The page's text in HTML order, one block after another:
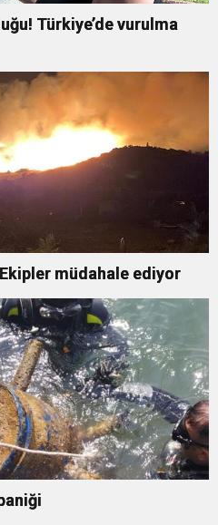
Türkiye’de vurulma
Ekipler müdahale ediyor